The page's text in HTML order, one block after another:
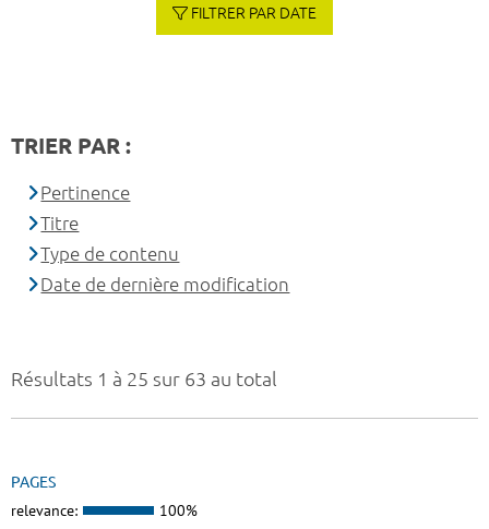
Résultats 1 à 25 sur 63 au total
PAGES
relevance: 100%
FILTRER PAR DATE
TRIER PAR :
Pertinence
Titre
Type de contenu
Date de dernière modification